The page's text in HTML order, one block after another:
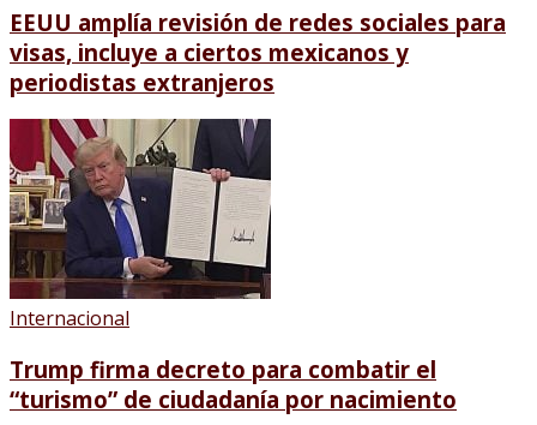
EEUU amplía revisión de redes sociales para
visas, incluye a ciertos mexicanos y
periodistas extranjeros
Internacional
Trump firma decreto para combatir el
“turismo” de ciudadanía por nacimiento